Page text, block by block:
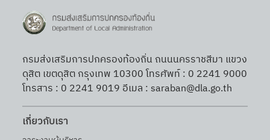
กรมส่งเสริมการปกครองท้องถิ่น ถนนนครราชสีมา แขวง
ดุสิต เขตดุสิต กรุงเทพ 10300 โทรศัพท์ : 0 2241 9000
โทรสาร : 0 2241 9019 อีเมล : saraban@dla.go.th
เกี่ยวกับเรา